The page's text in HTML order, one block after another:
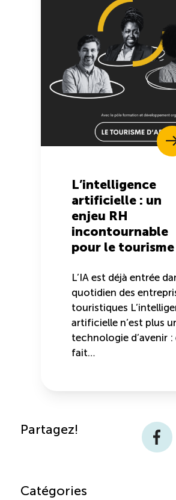
L’intelligence
artificielle : un
enjeu RH
incontournable
pour le tourisme
L’IA est déjà entrée
quotidien des
touristiques
artificielle n’est plus
technologie d’avenir :
fait…
Partagez!
Catégories